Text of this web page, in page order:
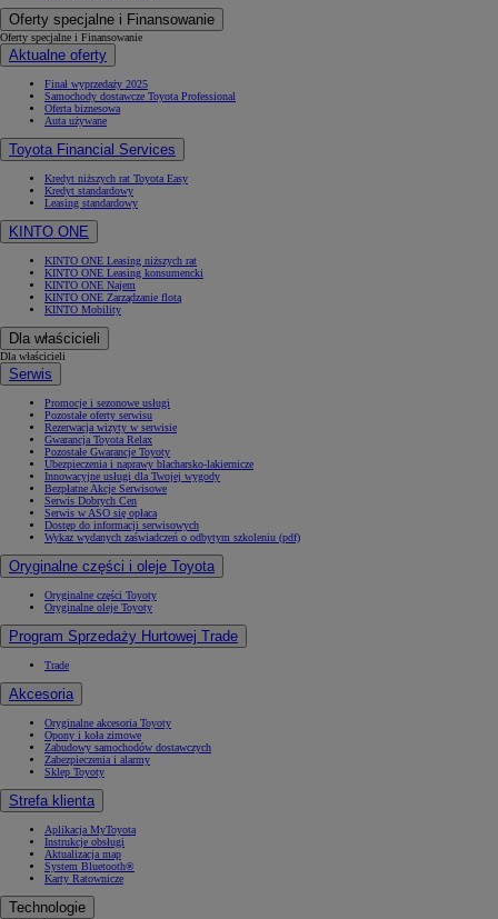
Oferty specjalne i Finansowanie
Oferty specjalne i Finansowanie
Aktualne oferty
Finał wyprzedaży 2025
Samochody dostawcze Toyota Professional
Oferta biznesowa
Auta używane
Toyota Financial Services
Kredyt niższych rat Toyota Easy
Kredyt standardowy
Leasing standardowy
KINTO ONE
KINTO ONE Leasing niższych rat
KINTO ONE Leasing konsumencki
KINTO ONE Najem
KINTO ONE Zarządzanie flotą
KINTO Mobility
Dla właścicieli
Dla właścicieli
Serwis
Promocje i sezonowe usługi
Pozostałe oferty serwisu
Rezerwacja wizyty w serwisie
Gwarancja Toyota Relax
Pozostałe Gwarancje Toyoty
Ubezpieczenia i naprawy blacharsko-lakiernicze
Innowacyjne usługi dla Twojej wygody
Bezpłatne Akcje Serwisowe
Serwis Dobrych Cen
Serwis w ASO się opłaca
Dostęp do informacji serwisowych
Wykaz wydanych zaświadczeń o odbytym szkoleniu (pdf)
Oryginalne części i oleje Toyota
Oryginalne części Toyoty
Oryginalne oleje Toyoty
Program Sprzedaży Hurtowej Trade
Trade
Akcesoria
Oryginalne akcesoria Toyoty
Opony i koła zimowe
Zabudowy samochodów dostawczych
Zabezpieczenia i alarmy
Sklep Toyoty
Strefa klienta
Aplikacja MyToyota
Instrukcje obsługi
Aktualizacja map
System Bluetooth®
Karty Ratownicze
Technologie